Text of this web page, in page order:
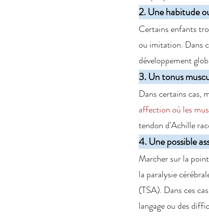
2. Une habitude
Certains enfants
ou imitation. Dans
développement
3. Un tonus
Dans certains cas,
affection où les
tendon d'Achille
4. Une possible
Marcher sur la
la paralysie
(TSA). Dans ces
langage ou des